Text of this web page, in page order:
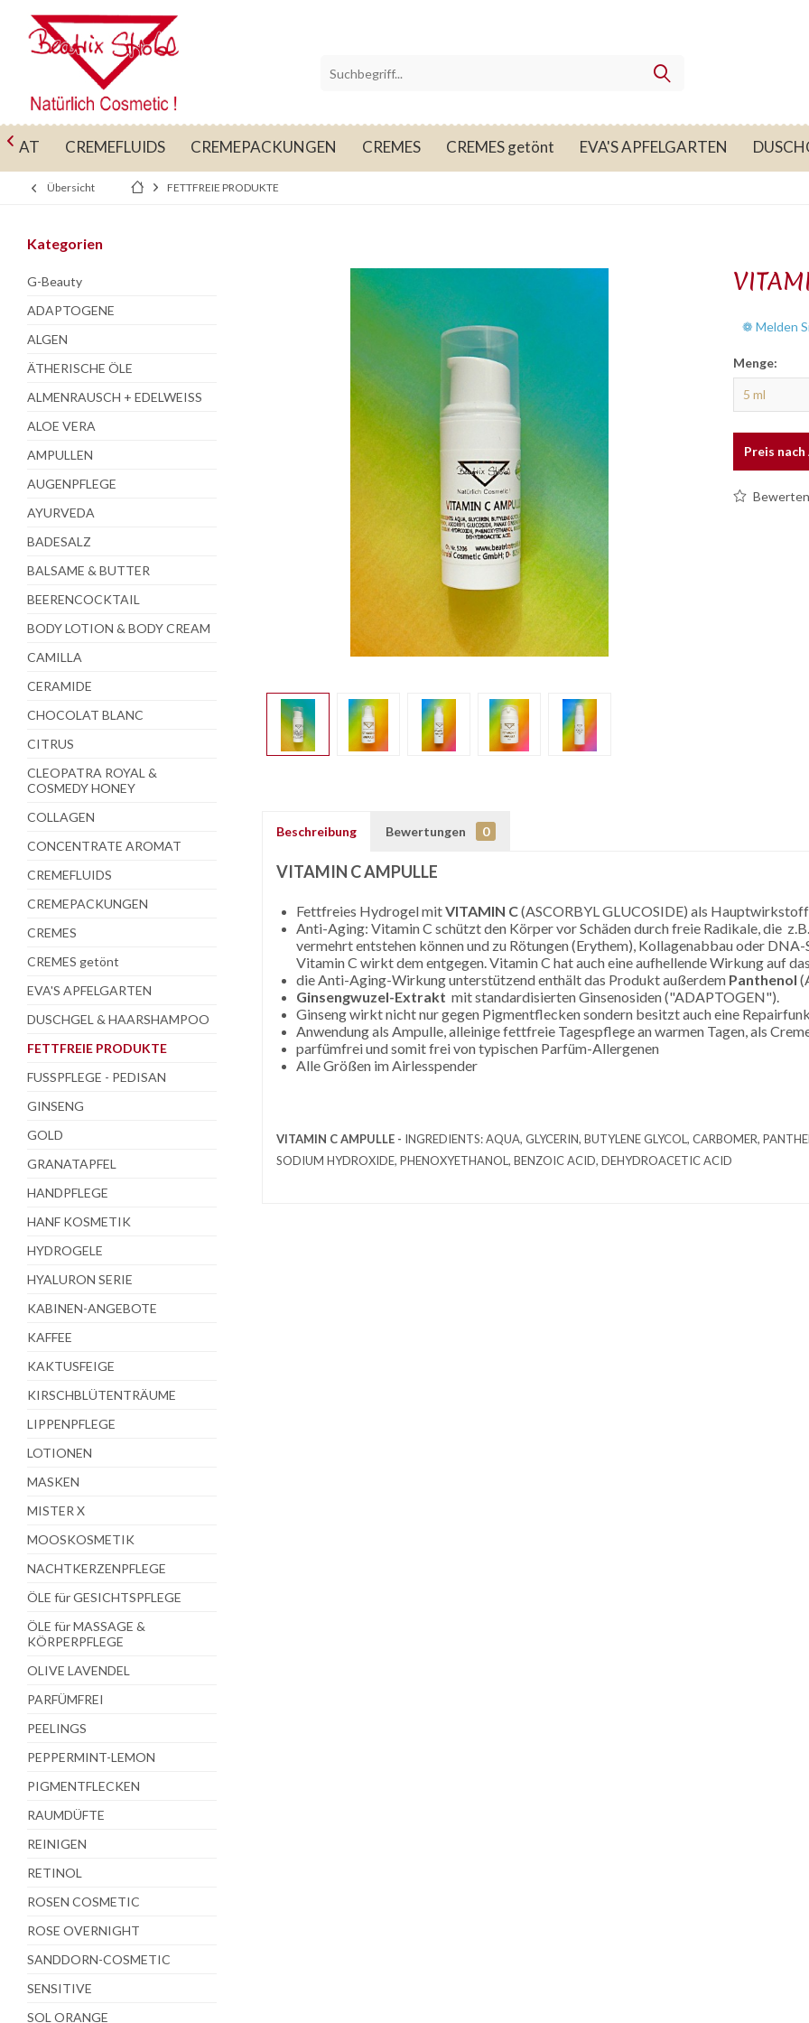
CREMEFLUIDS CREMEPACKUNGEN CREMES CREMES getönt EVA'S APFELGARTEN

Übersicht FETTFREIE PRODUKTE
Kategorien
G-Beauty
ADAPTOGENE
ALGEN
ÄTHERISCHE ÖLE
ALMENRAUSCH + EDELWEISS
ALOE VERA
AMPULLEN
AUGENPFLEGE
AYURVEDA
BADESALZ
BALSAME & BUTTER
BEERENCOCKTAIL
BODY LOTION & BODY CREAM
CAMILLA
CERAMIDE
CHOCOLAT BLANC
CITRUS
CLEOPATRA ROYAL &
COSMEDY HONEY
COLLAGEN
CONCENTRATE AROMAT
CREMEFLUIDS
CREMEPACKUNGEN
CREMES
CREMES getönt
EVA'S APFELGARTEN
DUSCHGEL & HAARSHAMPOO
FETTFREIE PRODUKTE
FUSSPFLEGE - PEDISAN
GINSENG
GOLD
GRANATAPFEL
HANDPFLEGE
HANF KOSMETIK
HYDROGELE
HYALURON SERIE
KABINEN-ANGEBOTE
KAFFEE
KAKTUSFEIGE
KIRSCHBLÜTENTRÄUME
LIPPENPFLEGE
LOTIONEN
MASKEN
MISTER X
MOOSKOSMETIK
NACHTKERZENPFLEGE
ÖLE für GESICHTSPFLEGE
ÖLE für MASSAGE &
KÖRPERPFLEGE
OLIVE LAVENDEL
PARFÜMFREI
PEELINGS
PEPPERMINT-LEMON
PIGMENTFLECKEN
RAUMDÜFTE
REINIGEN
RETINOL
ROSEN COSMETIC
ROSE OVERNIGHT
SANDDORN-COSMETIC
SENSITIVE
SOL ORANGE
❁ Melden
Menge:
Preis
Bewerten
Beschreibung Bewertungen 0
VITAMIN C AMPULLE
Fettfreies Hydrogel mitVITAMIN C(ASCORBYL GLUCOSIDE) als Hauptwirkstoff
Anti-Aging: Vitamin C schützt den Körper vor Schäden durch freie Radikale, die
vermehrt entstehen können und zu Rötungen (Erythem), Kollagenabbau oder
Vitamin C wirkt dem entgegen.Vitamin C hat auch eine aufhellende Wirkung auf
die Anti-Aging-Wirkung unterstützend enthält das Produkt außerdem Panthenol
Ginsengwuzel-Extrakt mitstandardisierten Ginsenosiden ("ADAPTOGEN").
Ginseng wirkt nicht nur gegen Pigmentflecken sondern besitzt auch eine
Anwendung als Ampulle, alleinige fettfreie Tagespflege an warmen Tagen, als
parfümfrei und somit frei von typischen Parfüm-Allergenen
Alle Größen im Airlesspender
VITAMIN C AMPULLE - INGREDIENTS: AQUA, GLYCERIN, BUTYLENE GLYCOL, CARBOMER,
SODIUM HYDROXIDE, PHENOXYETHANOL, BENZOIC ACID, DEHYDROACETIC ACID